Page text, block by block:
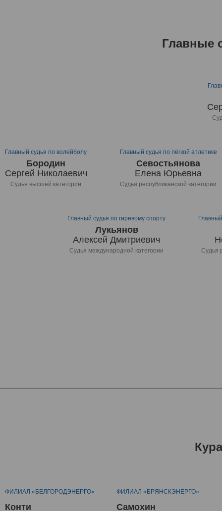
Главные
Главный судья по волейболу
Бородин
Сергей Николаевич
Судья высшей категории
Главный судья по лёгкой атлетике
Севостьянова
Елена Юрьевна
Судья республиканской категории
Главный судья по гиревому спорту
Лукьянов
Алексей Дмитриевич
Судья международной категории Судья
ФИЛИАЛ «БЕЛГОРОДЭНЕРГО»
Конти
ФИЛИАЛ «БРЯНСКЭНЕРГО»
Самохин